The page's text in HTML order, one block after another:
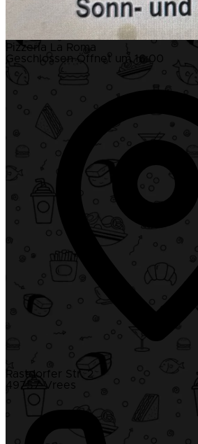
Pizzeria La Roma
Geschlossen Öffnet um 16:00
Rastdorfer Str. 2
49757 Vrees